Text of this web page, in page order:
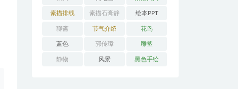
素描排线 素描石膏静
物
绘本PPT
聊斋 节气介绍 花鸟
蓝色 郭传璋 雕塑
静物 风景 黑色手绘